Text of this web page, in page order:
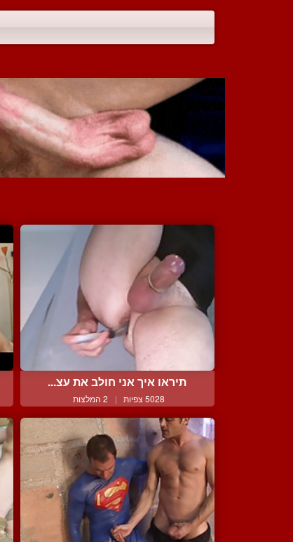
תיראו איך אני חולב את עצ...
5028 צפיות | 2 המלצות